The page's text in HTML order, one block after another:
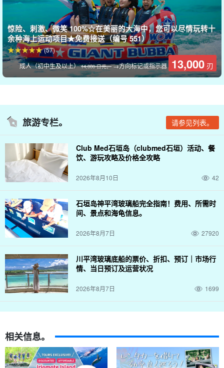
大人和孩子都会感到无限兴奋！
在规定的时间内，您可以尽情玩耍，因此在体验了所有活动后，您
可以再次尝试最有趣的活动！您可以尽情尝试各种海上运动！当
然，这也没问题！
这些机器是根据用户数量安排的，因此有足够的游戏空间，大人和
为游客提供特别优惠！
免费接送的市中心区
◆ 可免费租用晕船带。
◆盒装眼镜和儿童玩沙套装
◆提供各种照片逼真的商品。
↓ 点击此处参加海上运动之旅 ↓ 点击此处参加海上运动之旅
你玩 ★适合家庭、情侣、团体出游 ★免费租借装备，直
接见面赠送 GoPro）（263 号）。
开始时间: 8:20-12:00 / 13:00-16:30
所要时间：约 3 小时 30 分钟。
所要时间时间：约 3.5 小时
9,500 日元。
惊险、刺激、微笑 100%☆在美丽的大海中，您可以尽情玩转十
余种海上运动项目★免费接送（编号 551）
成人（初中生及以上）14,000 日元。→方向标记或指示器 13,000 刃
(57)
旅游专栏。 请参见列表。
Club Med石垣岛（clubmed石垣）活动、餐
饮、游玩攻略及价格全攻略
2026年8月10日 42
石垣岛神平湾玻璃船完全指南！费用、所需时
间、景点和海龟信息。
2026年8月7日 27920
川平湾玻璃底船的票价、折扣、预订｜市场行
情、当日预订及运营状况
2026年8月7日 1699
相关信息。